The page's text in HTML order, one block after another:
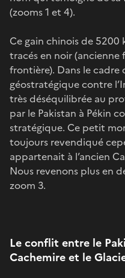
(zooms 1 et 4).
Ce gain chinois de 5200
tracés en noir
frontière). Dans le cadre
géostratégique contre
très déséquilibrée au
par le Pakistan à Pékin
stratégique. Ce petit
toujours revendiqué
appartenait à l’ancien
Nous revenons plus en
zoom 3.
Le conflit entre le
Cachemire et le